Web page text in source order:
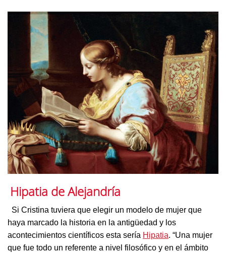
Hipatia de Alejandría
Si Cristina tuviera que elegir un modelo de mujer que
haya marcado la historia en la antigüedad y los
acontecimientos científicos esta sería Hipatia. “Una mujer
que fue todo un referente a nivel filosófico y en el ámbito